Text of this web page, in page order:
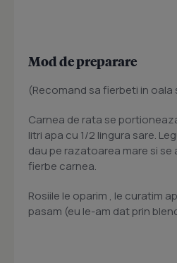
Mod de preparare
(Recomand sa fierbeti in oala
Carnea de rata se
litri apa cu 1/2 lingura sare.
dau pe razatoarea mare si se
fierbe carnea.
Rosiile le oparim , le curatim
pasam (eu le-am dat prin